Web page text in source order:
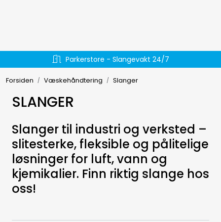
Parkerstore - Slangevakt 24/7
Forsiden Væskehåndtering Slanger
SLANGER
Slanger til industri og verksted –
slitesterke, fleksible og pålitelige
løsninger for luft, vann og
kjemikalier. Finn riktig slange hos
oss!
Væskehåndtering
EL-verktøy
Håndverktøy
Forbruksmateriell
Arbeidsklær